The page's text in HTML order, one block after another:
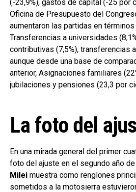
(-23,9%), gastos de capital (-25 por
Oficina de Presupuesto del
aumentaron las partidas en
Transferencias a universidades
contributivas (7,5%), transferencias
aunque desde una base de
anterior, Asignaciones familiares
jubilaciones y pensiones (23,3 por
La foto del
En una mirada general del primer
foto del ajuste en el segundo año
Milei muestra como renglones
sometidos a la motosierra